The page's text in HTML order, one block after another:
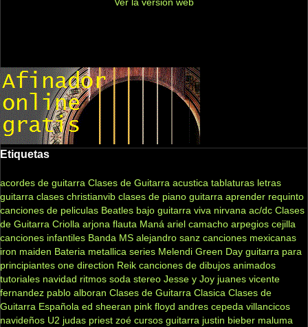
Etiquetas
acordes de guitarra Clases de Guitarra acustica tablaturas letras
guitarra clases christianvib clases de piano guitarra aprender requinto
canciones de peliculas Beatles bajo guitarra viva nirvana ac/dc Clases
de Guitarra Criolla arjona flauta Maná ariel camacho arpegios cejilla
canciones infantiles Banda MS alejandro sanz canciones mexicanas
iron maiden Bateria metallica series Melendi Green Day guitarra para
principiantes one direction Reik canciones de dibujos animados
tutoriales navidad ritmos soda stereo Jesse y Joy juanes vicente
fernandez pablo alboran Clases de Guitarra Clasica Clases de
Guitarra Española ed sheeran pink floyd andres cepeda villancicos
navideños U2 judas priest zoé cursos guitarra justin bieber maluma